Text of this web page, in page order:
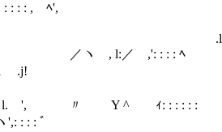
: : : , ﾍ',
.l
l丶 ／ヽ , l:／ ,': : : : ﾍ
i .j!
l. ', 〃 Y ^ ｨ: : : : : :
: : ﾞ